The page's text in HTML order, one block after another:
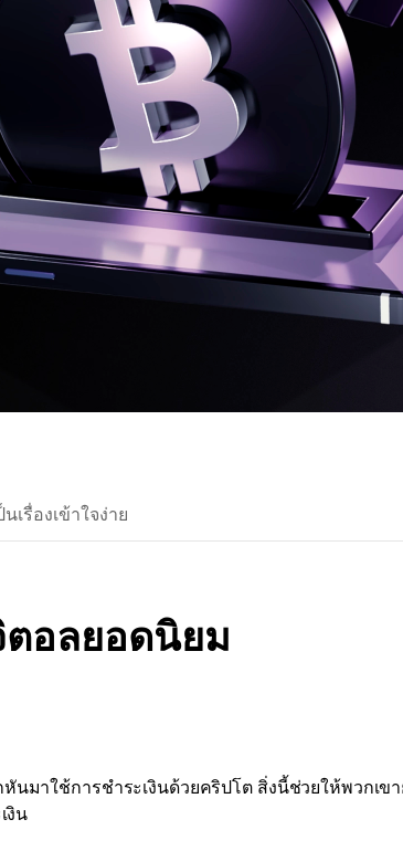
รื่องเข้าใจง่าย
ตอลยอดนิยม
มาใช้การชำระเงินด้วยคริปโต สิ่งนี้ช่วยให้พวกเขา
งิน